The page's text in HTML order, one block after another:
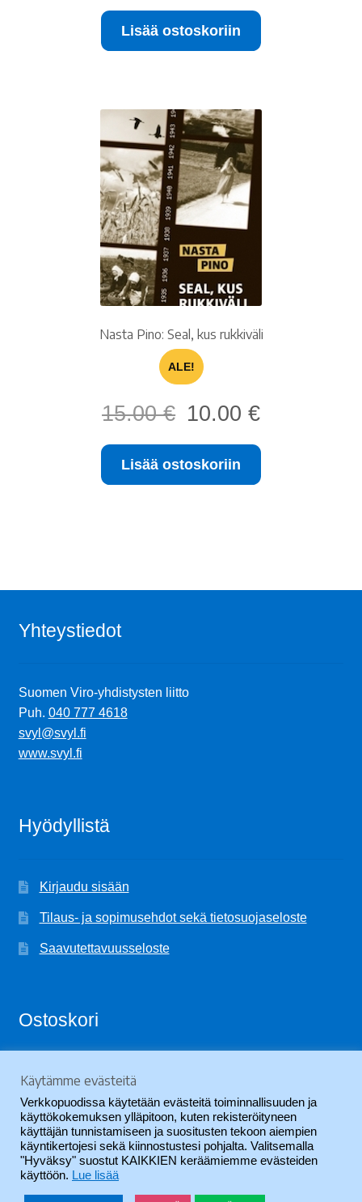
oli:
15.00 €.
on:
Lisää ostoskoriin
Nasta Pino: Seal, kus rukkiväli
ALE!
15.00€
Alkuperäinen
hinta
oli:
15.00 €.
10.00 €Nykyinen
on:
Lisää ostoskoriin
Yhteystiedot
Suomen Viro-yhdistysten liitto
Puh. 040 777 4618
svyl@svyl.fi
www.svyl.fi
Hyödyllistä
Kirjaudu sisään
Tilaus- ja sopimusehdot sekä tietosuojaseloste
Saavutettavuusseloste
Ostoskori
Ostoskori on tyhjä.
Käytämme evästeitä
Verkkopuodissa käytetään evästeitä toiminnallisuuden ja
käyttökokemuksen ylläpitoon, kuten rekisteröityneen
käyttäjän tunnistamiseen ja suositusten tekoon aiempien
käyntikertojesi sekä kiinnostustesi pohjalta. Valitsemalla
"Hyväksy" suostut KAIKKIEN keräämiemme evästeiden
käyttöön. Lue lisää